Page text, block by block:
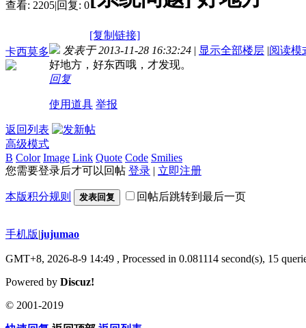
查看: 2205|回复: 0
[复制链接]
卡西莫多
发表于 2013-11-28 16:32:24 | 显示全部楼层 |阅读模
好地方 ，好东西哦，才发现。
回复
使用道具 举报
返回列表
高级模式
B Color Image Link Quote Code Smilies
您需要登录后才可以回帖 登录 | 立即注册
本版积分规则 发表回复 回帖后跳转到最后一页
手机版|jujumao
GMT+8, 2026-8-9 14:49 , Processed in 0.081114 second(s), 15
Powered by Discuz!
© 2001-2019